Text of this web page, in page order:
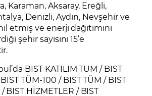
Karaman, Aksaray, Ereğli,
Denizli, Aydın, Nevşehir ve
etmiş ve enerji dağıtımını
şehir sayısını 15’e
BIST KATILIM TUM / BIST
TÜM-100 / BIST TÜM / BIST
BIST HİZMETLER / BIST